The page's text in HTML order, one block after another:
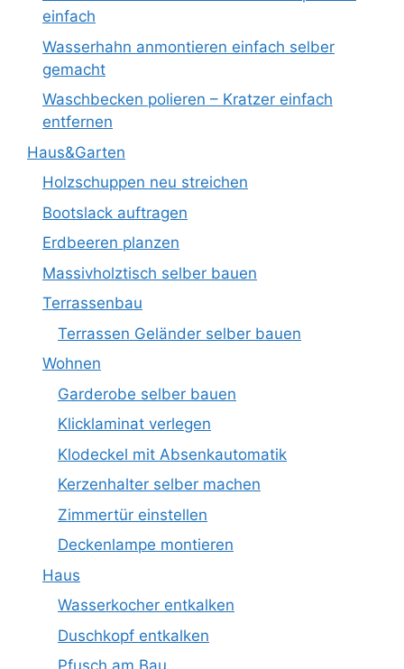
einfach
Wasserhahn anmontieren einfach selber
gemacht
Waschbecken polieren – Kratzer einfach
entfernen
Haus&Garten
Holzschuppen neu streichen
Bootslack auftragen
Erdbeeren planzen
Massivholztisch selber bauen
Terrassenbau
Terrassen Geländer selber bauen
Wohnen
Garderobe selber bauen
Klicklaminat verlegen
Klodeckel mit Absenkautomatik
Kerzenhalter selber machen
Zimmertür einstellen
Deckenlampe montieren
Haus
Wasserkocher entkalken
Duschkopf entkalken